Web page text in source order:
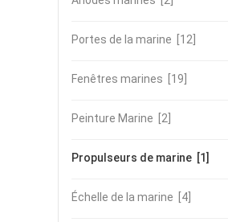
Portes de la marine [12]
Fenêtres marines [19]
Peinture Marine [2]
Propulseurs de marine [1]
Échelle de la marine [4]